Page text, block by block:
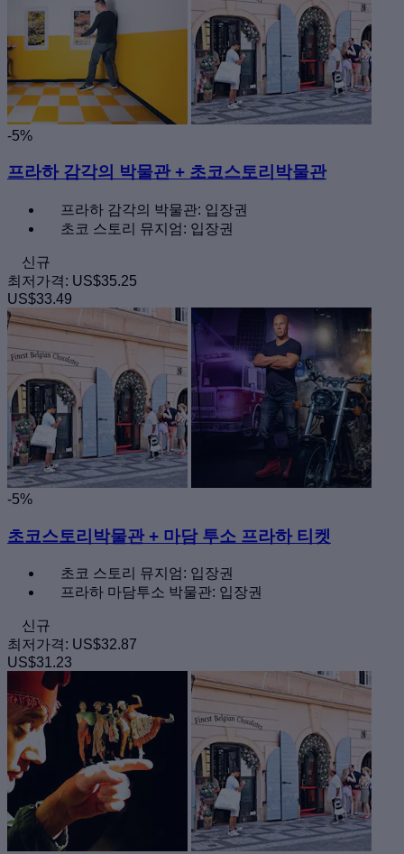
-5%
프라하 감각의 박물관 + 초코스토리박물관
프라하 감각의 박물관: 입장권
초코 스토리 뮤지엄: 입장권
신규
최저가격: US$35.25
US$33.49
-5%
초코스토리박물관 + 마담 투소 프라하 티켓
초코 스토리 뮤지엄: 입장권
프라하 마담투소 박물관: 입장권
신규
최저가격: US$32.87
US$31.23